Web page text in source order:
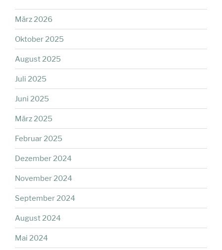
März 2026
Oktober 2025
August 2025
Juli 2025
Juni 2025
März 2025
Februar 2025
Dezember 2024
November 2024
September 2024
August 2024
Mai 2024